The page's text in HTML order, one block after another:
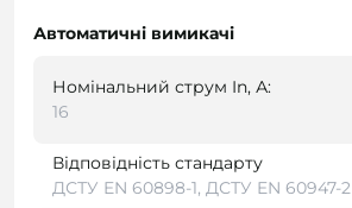
Автоматичні вимикачі
Номінальний струм In, А:
16
Відповідність стандарту
ДСТУ EN 60898-1, ДСТУ EN 60947-2